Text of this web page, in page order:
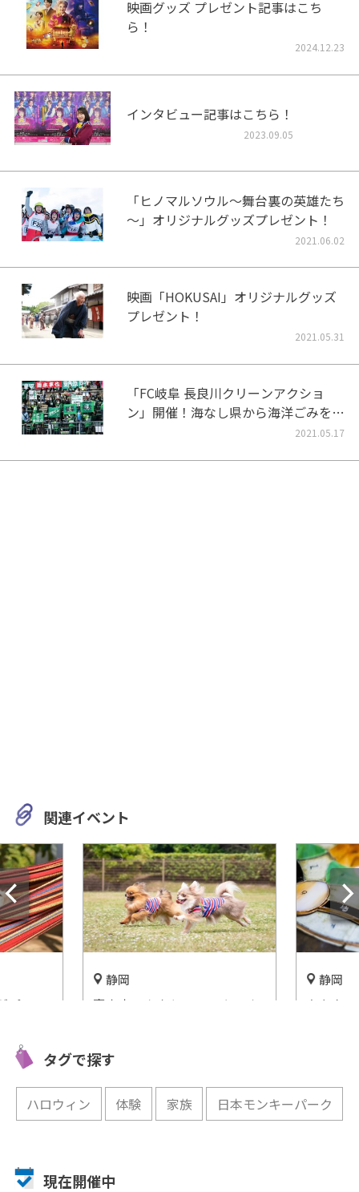
映画グッズ プレゼント記事はこち
ら！
2024.12.23
インタビュー記事はこちら！
2023.09.05
「ヒノマルソウル～舞台裏の英雄たち
～」オリジナルグッズプレゼント！
2021.06.02
映画「HOKUSAI」オリジナルグッズ
プレゼント！
2021.05.31
「FC岐阜 長良川クリーンアクショ
ン」開催！海なし県から海洋ごみをな
2021.05.17
関連イベント
ー
ご紹
静岡
富士山のふもとでワンちゃん
開催中
静岡
あなた
タグで探す
ハロウィン 体験 家族 日本モンキーパーク
現在開催中